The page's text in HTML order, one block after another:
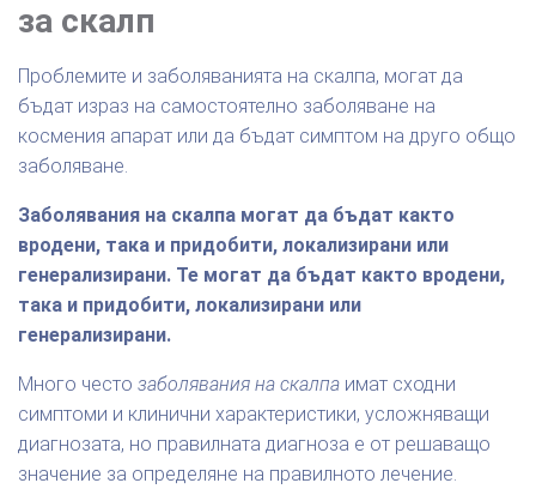
за скалп
Проблемите и заболяванията на скалпа, могат да
бъдат израз на самостоятелно заболяване на
космения апарат или да бъдат симптом на друго общо
заболяване.
Заболявания на скалпа могат да бъдат както
вродени, така и придобити, локализирани или
генерализирани. Те могат да бъдат както вродени,
така и придобити, локализирани или
генерализирани.
Много често заболявания на скалпа имат сходни
симптоми и клинични характеристики, усложняващи
диагнозата, но правилната диагноза е от решаващо
значение за определяне на правилното лечение.